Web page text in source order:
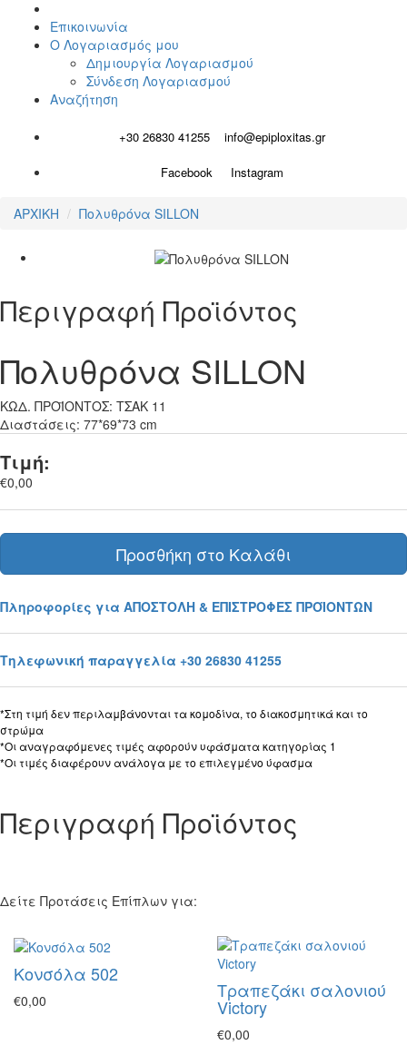
Επικοινωνία
Ο Λογαριασμός μου
Δημιουργία Λογαριασμού
Σύνδεση Λογαριασμού
Αναζήτηση
+30 26830 41255 info@epiploxitas.gr
Facebook Instagram
ΑΡΧΙΚΗ Πολυθρόνα SILLON
Περιγραφή Προϊόντος
Πολυθρόνα SILLON
ΚΩΔ. ΠΡΟΪΟΝΤΟΣ: ΤΣΑΚ 11
Διαστάσεις: 77*69*73 cm
Τιμή:
€0,00
Προσθήκη στο Καλάθι
Πληροφορίες για ΑΠΟΣΤΟΛΗ & ΕΠΙΣΤΡΟΦΕΣ ΠΡΟΪΟΝΤΩΝ
Τηλεφωνική παραγγελία +30 26830 41255
*Στη τιμή δεν περιλαμβάνονται τα κομοδίνα, το διακοσμητικά και το
στρώμα
*Οι αναγραφόμενες τιμές αφορούν υφάσματα κατηγορίας 1
*Οι τιμές διαφέρουν ανάλογα με το επιλεγμένο ύφασμα
Περιγραφή Προϊόντος
Δείτε Προτάσεις Επίπλων για:
Κονσόλα 502
€0,00 Τραπεζάκι σαλονιού
Victory
€0,00